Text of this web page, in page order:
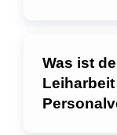
Was ist
Leiharbeit